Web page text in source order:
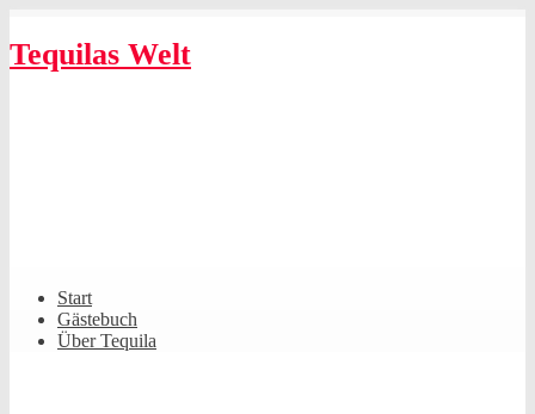
to
content
Tequilas Welt
Primary
Navigation
Start
Gästebuch
Über Tequila